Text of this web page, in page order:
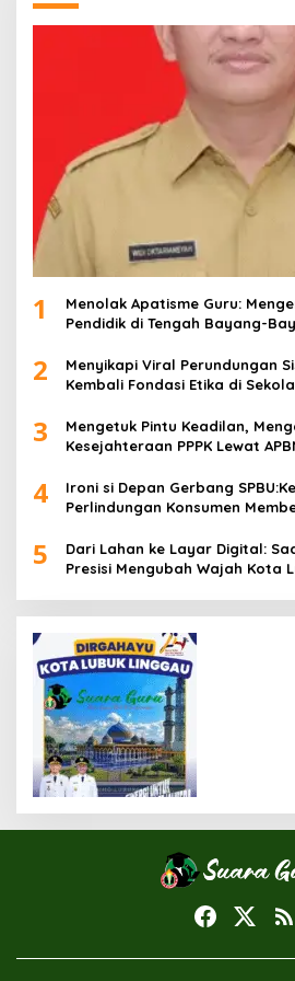
1
Menolak Apatisme Guru:
Pendidik di Tengah Bayang-
2
Menyikapi Viral Perundungan
Kembali Fondasi Etika di
3
Mengetuk Pintu Keadilan,
Kesejahteraan PPPK Lewat
4
Ironi si Depan Gerbang
Perlindungan Konsumen
5
Dari Lahan ke Layar Digital:
Presisi